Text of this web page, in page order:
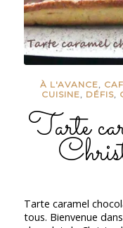
À L'AVANCE,
CUISINE, DÉFIS,
Tarte
Tarte caramel
tous. Bienvenue